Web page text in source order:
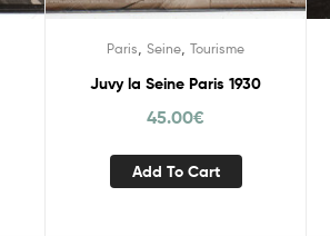
Paris Seine Tourisme
Juvy la Seine Paris 1930
45.00€
Add To Cart